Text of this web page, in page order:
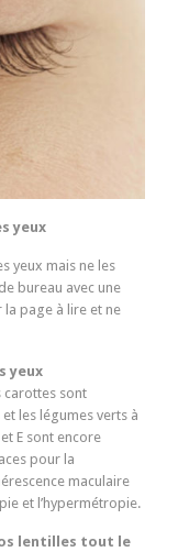
yeux
yeux mais ne les
bureau avec une
page à lire et ne
yeux
carottes sont
les légumes verts à
E sont encore
pour la
maculaire
et l’hypermétropie.
lentilles tout le